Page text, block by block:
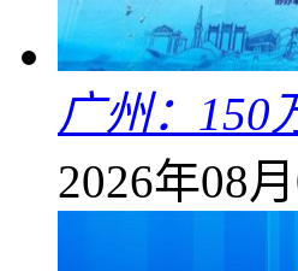
广州：150
2026年08